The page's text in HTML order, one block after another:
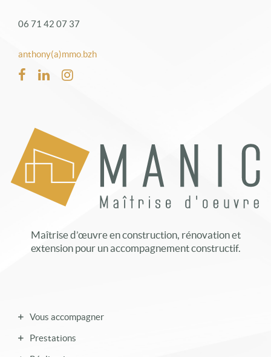
06 71 42 07 37
anthony(a)mmo.bzh
Maîtrise d’œuvre en construction, rénovation et
extension pour un accompagnement constructif.
Vous accompagner
Prestations